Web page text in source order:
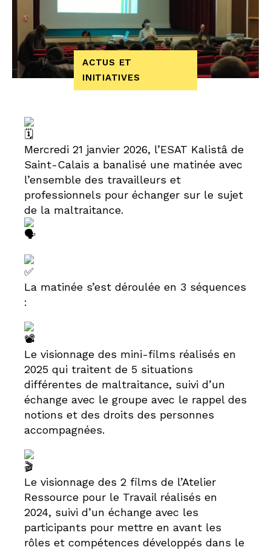
ACTUS ET
INITIATIVES
Mercredi 21 janvier 2026, l’ESAT Kalistâ de
Saint-Calais a banalisé une matinée avec
l’ensemble des travailleurs et
professionnels pour échanger sur le sujet
de la maltraitance.
La matinée s’est déroulée en 3 séquences
:
Le visionnage des mini-films réalisés en
2025 qui traitent de 5 situations
différentes de maltraitance, suivi d’un
échange avec le groupe avec le rappel des
notions et des droits des personnes
accompagnées.
Le visionnage des 2 films de l’Atelier
Ressource pour le Travail réalisés en
2024, suivi d’un échange avec les
participants pour mettre en avant les
rôles et compétences développés dans le